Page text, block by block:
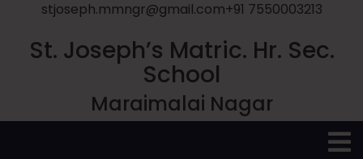
stjoseph.mmngr@gmail.com+91 7550003213
St. Joseph’s Matric. Hr. Sec.
School
Maraimalai Nagar